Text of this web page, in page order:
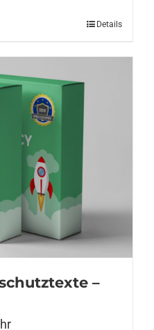
Details
–